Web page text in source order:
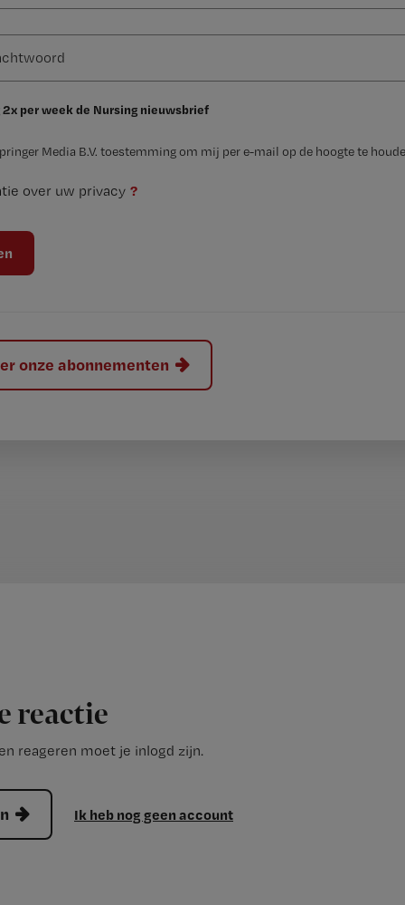
2x per week de Nursing nieuwsbrief
Media B.V. toestemming om mij per e-mail op de hoogte te
over uw privacy ?
onze abonnementen
reactie
reageren moet je inlogd zijn.
Ik heb nog geen account